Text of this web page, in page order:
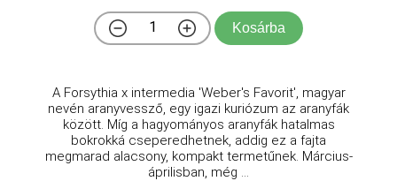
Kosárba
A Forsythia x intermedia 'Weber's Favorit', magyar
nevén aranyvessző, egy igazi kuriózum az aranyfák
között. Míg a hagyományos aranyfák hatalmas
bokrokká cseperedhetnek, addig ez a fajta
megmarad alacsony, kompakt termetűnek. Március-
áprilisban, még ...